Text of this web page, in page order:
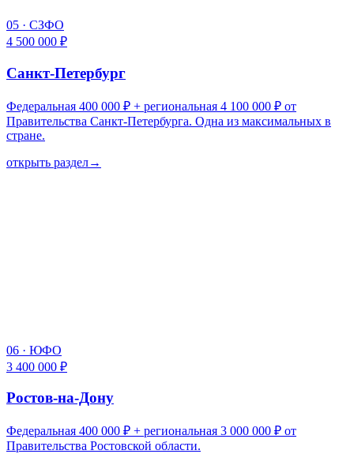
05 · СЗФО
4 500 000 ₽
Санкт-Петербург
Федеральная 400 000 ₽ + региональная 4 100 000 ₽ от
Правительства Санкт-Петербурга. Одна из максимальных в
стране.
открыть раздел→
06 · ЮФО
3 400 000 ₽
Ростов-на-Дону
Федеральная 400 000 ₽ + региональная 3 000 000 ₽ от
Правительства Ростовской области.